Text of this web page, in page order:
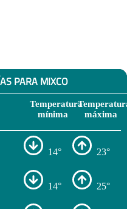
PARA MIXCO
Temperatura
mínima
máxima
14° 23°
14° 25°